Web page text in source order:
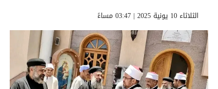
الثلاثاء 10 يونية 2025 | 03:47 مساءً